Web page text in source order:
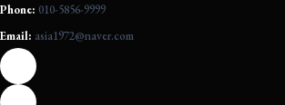
Phone: 010-5856-9999
Email: asia1972@naver.com